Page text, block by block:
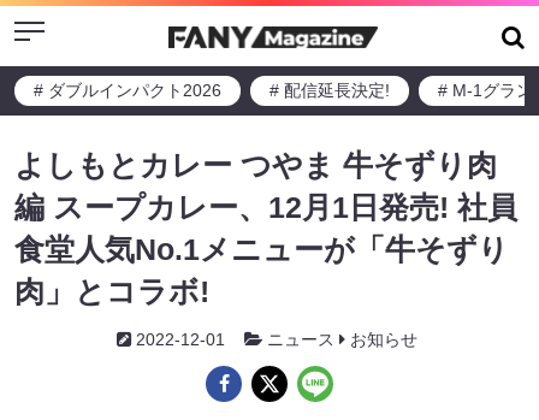
Menu
# ダブルインパクト2026 # 配信延長決定! # M-1グラン
よしもとカレー つやま 牛そずり肉
編 スープカレー、12月1日発売! 社員
食堂人気No.1メニューが「牛そずり
肉」とコラボ!
2022-12-01 ニュース お知らせ